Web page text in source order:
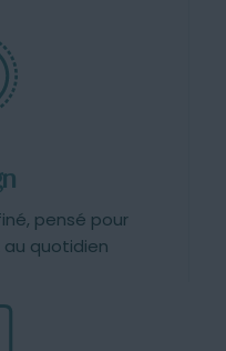
pensé pour
au quotidien